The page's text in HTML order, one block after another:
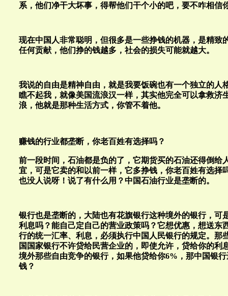
系，他们净干大坏事，得帮他们干个小的吧，要不咋相信
现在中国人非常聪明，但很多是一些挣钱的机器，是精致
任何贡献，他们挣的钱越多，社会的损失可能就越大。
我说的自由是精神自由，就是我要饭碗也有一个独立的人
瞧不起我，就像美国流浪汉一样，其实他完全可以拿救济
浪，他就是那种生活方式，你管不着他。
赚钱的行业都垄断，你老百姓有选择吗？
前一段时间，石油都是负的了，它期货买的石油还得倒给
宜，可是它卖的和以前一样，它多挣钱，你老百姓有选择
也没人说呀！说了有什么用？中国石油行业是垄断的。
银行也是垄断的，大陆也有花旗银行这种境外的银行，可
利息吗？能自己定自己的营业政策吗？它想优惠，想送东
行的统一汇率、利息，必须执行中国人民银行的规定。那
国国家银行不许贷给民营企业的，即使允许，贷给你的利
境外那些自由竞争的银行，如果他贷给你6%，那中国银
钱？